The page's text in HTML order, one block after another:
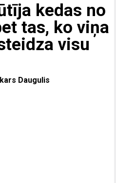
kedas no
tas, ko viņa
visu
Daugulis